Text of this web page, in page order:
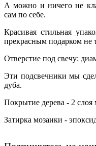
А можно и ничего не
сам по себе.
Красивая стильная
прекрасным подарком не
Отверстие под свечу:
Эти подсвечники мы
дуба.
Покрытие дерева - 2 слоя
Затирка мозаики -